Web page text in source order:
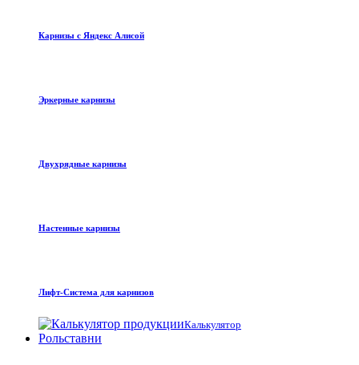
Карнизы с Яндекс Алисой
Эркерные карнизы
Двухрядные карнизы
Настенные карнизы
Лифт-Система для карнизов
Калькулятор
Рольставни